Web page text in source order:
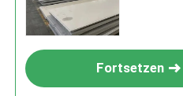
Fortsetzen